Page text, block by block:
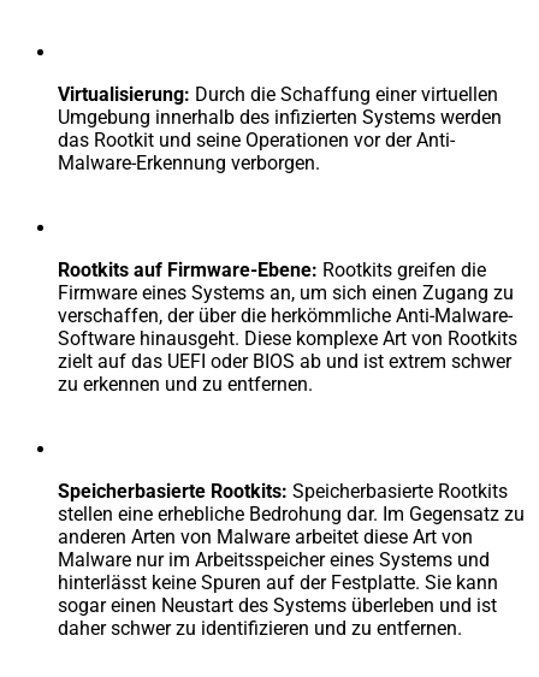
Virtualisierung: Durch die Schaffung einer virtuellen
Umgebung innerhalb des infizierten Systems werden
das Rootkit und seine Operationen vor der Anti-
Malware-Erkennung verborgen.
Rootkits auf Firmware-Ebene: Rootkits greifen die
Firmware eines Systems an, um sich einen Zugang zu
verschaffen, der über die herkömmliche Anti-Malware-
Software hinausgeht. Diese komplexe Art von Rootkits
zielt auf das UEFI oder BIOS ab und ist extrem schwer
zu erkennen und zu entfernen.
Speicherbasierte Rootkits: Speicherbasierte Rootkits
stellen eine erhebliche Bedrohung dar. Im Gegensatz zu
anderen Arten von Malware arbeitet diese Art von
Malware nur im Arbeitsspeicher eines Systems und
hinterlässt keine Spuren auf der Festplatte. Sie kann
sogar einen Neustart des Systems überleben und ist
daher schwer zu identifizieren und zu entfernen.